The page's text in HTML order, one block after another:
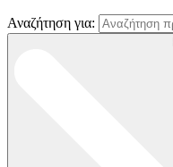
Αναζήτηση για: